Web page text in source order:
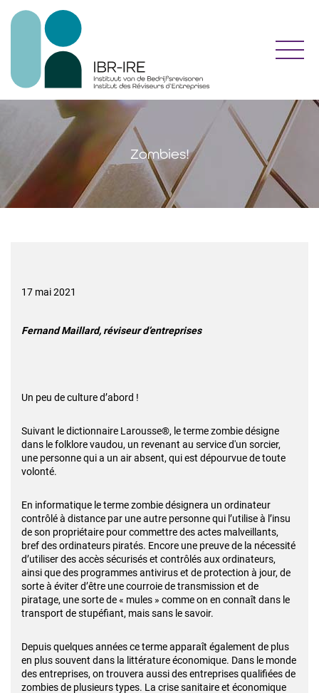
Zombies!
17 mai 2021
Fernand Maillard, réviseur d’entreprises
Un peu de culture d’abord !
Suivant le dictionnaire Larousse®, le terme zombie désigne
dans le folklore vaudou, un revenant au service d'un sorcier,
une personne qui a un air absent, qui est dépourvue de toute
volonté.
En informatique le terme zombie désignera un ordinateur
contrôlé à distance par une autre personne qui l’utilise à l’insu
de son propriétaire pour commettre des actes malveillants,
bref des ordinateurs piratés. Encore une preuve de la nécessité
d’utiliser des accès sécurisés et contrôlés aux ordinateurs,
ainsi que des programmes antivirus et de protection à jour, de
sorte à éviter d’être une courroie de transmission et de
piratage, une sorte de « mules » comme on en connaît dans le
transport de stupéfiant, mais sans le savoir.
Depuis quelques années ce terme apparaît également de plus
en plus souvent dans la littérature économique. Dans le monde
des entreprises, on trouvera aussi des entreprises qualifiées de
zombies de plusieurs types. La crise sanitaire et économique